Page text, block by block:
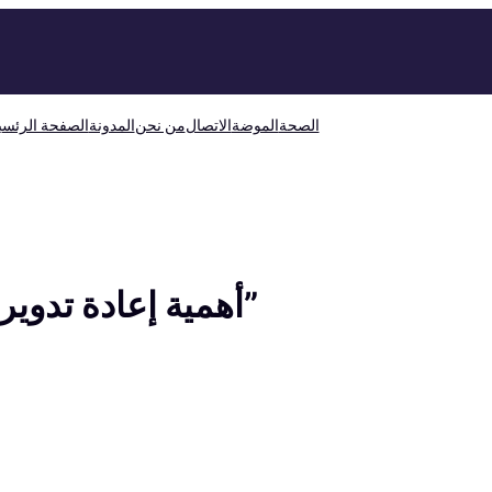
الصفحةالمدونةمن نحنالاتصالالموضةالصحة
“أهمية إعادة تدوير أشغال الورق للحفاظ على البيئة”